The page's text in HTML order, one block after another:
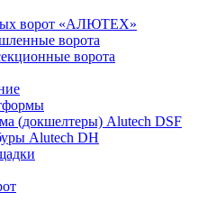
ворот «АЛЮТЕХ»
ворота
ворота
(докшелтеры) Alutech DSF
Alutech DH